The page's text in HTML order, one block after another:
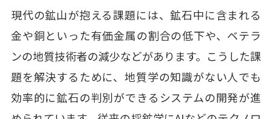
現代の鉱山が抱える課題には、鉱石中に含まれる
金や銅といった有価金属の割合の低下や、ベテラ
ンの地質技術者の減少などがあります。こうした課
題を解決するために、地質学の知識がない人でも
効率的に鉱石の判別ができるシステムの開発が進